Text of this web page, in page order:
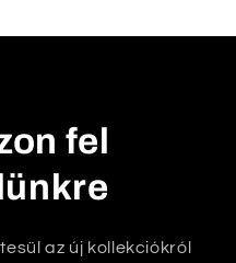
fel
az új kollekciókról